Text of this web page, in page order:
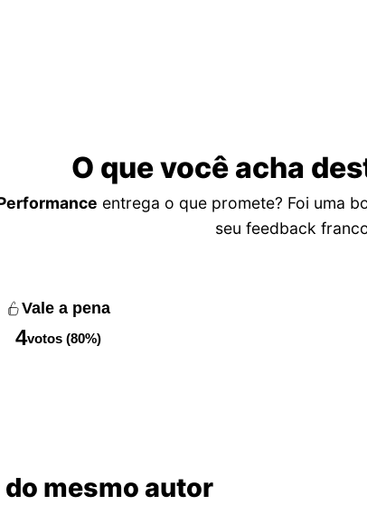
O que você acha
entrega o que promete? Foi uma
seu feedback
Vale a pena
4votos (80%)
mesmo autor